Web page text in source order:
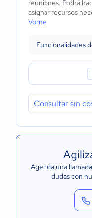
reuniones. Podrá
asignar recursos
Vorne
Funcionalidades
Consultar sin
Agenda una
dudas con